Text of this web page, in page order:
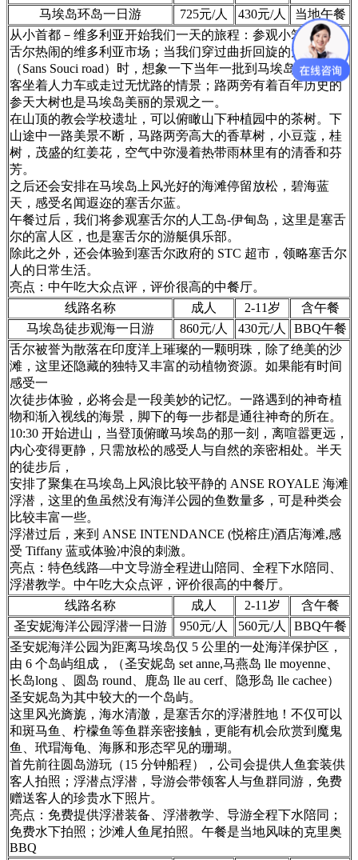
马埃岛环岛一日游 725元/人 430元/人
当地午餐
从小首都－维多利亚开始我们一天的旅程：参观小笨钟和塞
舌尔热闹的维多利亚市场；当我们穿过曲折回旋的无忧路
（Sans Souci road）时，想象一下当年一批到马埃岛旅游的游
客坐着人力车或走过无忧路的情景；路两旁有着百年历史的
参天大树也是马埃岛美丽的景观之一。
在山顶的教会学校遗址，可以俯瞰山下种植园中的茶树。下
山途中一路美景不断，马路两旁高大的香草树，小豆蔻，桂
树，茂盛的红姜花，空气中弥漫着热带雨林里有的清香和芬
芳。
之后还会安排在马埃岛上风光好的海滩停留放松，碧海蓝
天，感受名闻遐迩的塞舌尔蓝。
午餐过后，我们将参观塞舌尔的人工岛-伊甸岛，这里是塞舌
尔的富人区，也是塞舌尔的游艇俱乐部。
除此之外，还会体验到塞舌尔政府的 STC 超市，领略塞舌尔
人的日常生活。
亮点：中午吃大众点评，评价很高的中餐厅。
线路名称
成人 2-11岁
含午餐
马埃岛徒步观海一日游
860元/人 430元/人
BBQ午餐
舌尔被誉为散落在印度洋上璀璨的一颗明珠，除了绝美的沙
滩，这里还隐藏的独特又丰富的动植物资源。如果能有时间
感受一
次徒步体验，必将会是一段美妙的记忆。一路遇到的神奇植
物和渐入视线的海景，脚下的每一步都是通往神奇的所在。
10:30 开始进山，当登顶俯瞰马埃岛的那一刻，离喧嚣更远，
内心变得更静，只需放松的感受人与自然的亲密相处。半天
的徒步后，
安排了聚集在马埃岛上风浪比较平静的 ANSE ROYALE 海滩
浮潜，这里的鱼虽然没有海洋公园的鱼数量多，可是种类会
比较丰富一些。
浮潜过后，来到 ANSE INTENDANCE (悦榕庄)酒店海滩,感
受 Tiffany 蓝或体验冲浪的刺激。
亮点：特色线路—中文导游全程进山陪同、全程下水陪同、
浮潜教学。中午吃大众点评，评价很高的中餐厅。
线路名称
成人 2-11岁
含午餐
圣安妮海洋公园浮潜一日游
950元/人 560元/人
BBQ午餐
圣安妮海洋公园为距离马埃岛仅 5 公里的一处海洋保护区，
由 6 个岛屿组成，（圣安妮岛 set anne,马燕岛 lle moyenne、
长岛long 、圆岛 round、鹿岛 lle au cerf、隐形岛 lle cachee）
圣安妮岛为其中较大的一个岛屿。
这里风光旖旎，海水清澈，是塞舌尔的浮潜胜地！不仅可以
和斑马鱼、柠檬鱼等鱼群亲密接触，更能有机会欣赏到魔鬼
鱼、玳瑁海龟、海豚和形态罕见的珊瑚。
首先前往圆岛游玩（15 分钟船程），公司会提供人鱼套装供
客人拍照；浮潜点浮潜，导游会带领客人与鱼群同游，免费
赠送客人的珍贵水下照片。
亮点：免费提供浮潜装备、浮潜教学、导游全程下水陪同；
免费水下拍照；沙滩人鱼尾拍照。午餐是当地风味的克里奥
BBQ